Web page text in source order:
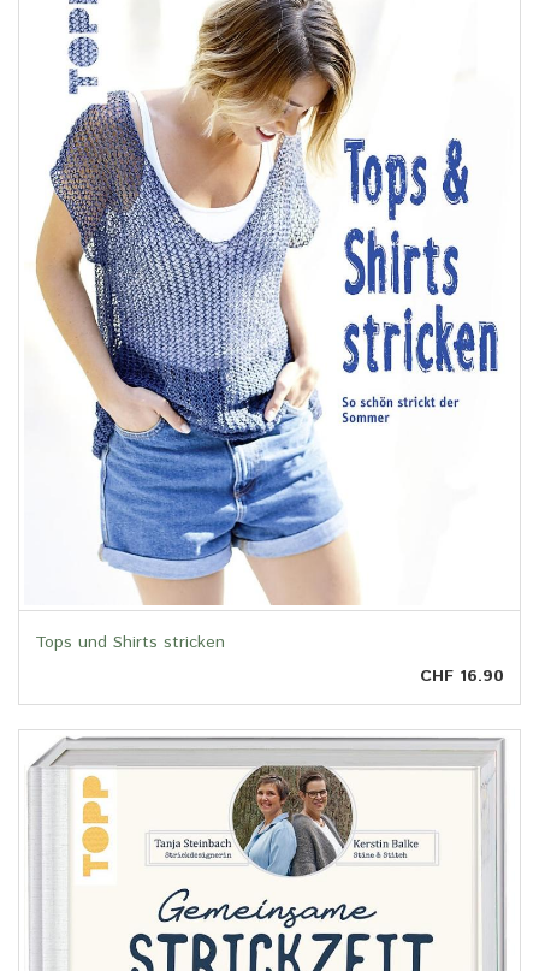
Tops und Shirts stricken
CHF 16.90